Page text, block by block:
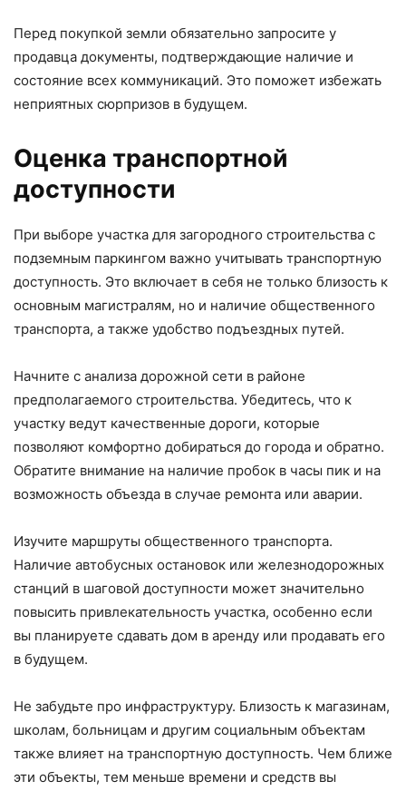
Перед покупкой земли обязательно запросите у
продавца документы, подтверждающие наличие и
состояние всех коммуникаций. Это поможет избежать
неприятных сюрпризов в будущем.
Оценка транспортной
доступности
При выборе участка для загородного строительства с
подземным паркингом важно учитывать транспортную
доступность. Это включает в себя не только близость к
основным магистралям, но и наличие общественного
транспорта, а также удобство подъездных путей.
Начните с анализа дорожной сети в районе
предполагаемого строительства. Убедитесь, что к
участку ведут качественные дороги, которые
позволяют комфортно добираться до города и обратно.
Обратите внимание на наличие пробок в часы пик и на
возможность объезда в случае ремонта или аварии.
Изучите маршруты общественного транспорта.
Наличие автобусных остановок или железнодорожных
станций в шаговой доступности может значительно
повысить привлекательность участка, особенно если
вы планируете сдавать дом в аренду или продавать его
в будущем.
Не забудьте про инфраструктуру. Близость к магазинам,
школам, больницам и другим социальным объектам
также влияет на транспортную доступность. Чем ближе
эти объекты, тем меньше времени и средств вы